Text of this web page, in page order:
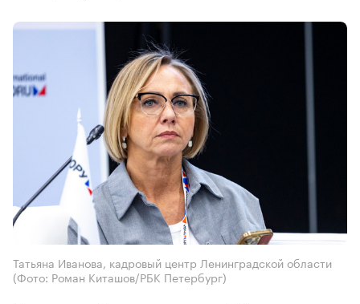
Татьяна Иванова, кадровый центр Ленинградской области
(Фото: Роман Киташов/РБК Петербург)